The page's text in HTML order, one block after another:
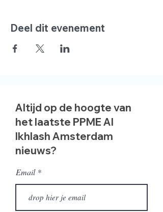
Deel dit evenement
Altijd op de hoogte van
het laatste PPME Al
Ikhlash Amsterdam
nieuws?
Email